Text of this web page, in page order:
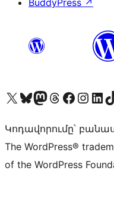
BuddyPress ↗
Visit our X (formerly Twitter) account
Visit our Bluesky account
Visit our Mastodon account
Visit our Threads account
Visit our Facebook page
Visit ourVisit our
Կոդավորումը՝
The WordPress®
of the WordPress